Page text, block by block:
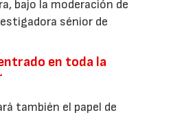
bajo la moderación de
sénior de
en toda la
también el papel de